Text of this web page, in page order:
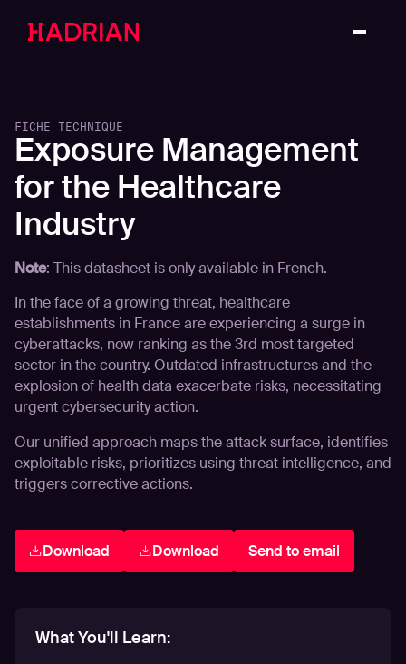
FICHE TECHNIQUE
Exposure Management
for the Healthcare
Industry
Note: This datasheet is only available in French.
In the face of a growing threat, healthcare
establishments in France are experiencing a surge in
cyberattacks, now ranking as the 3rd most targeted
sector in the country. Outdated infrastructures and the
explosion of health data exacerbate risks, necessitating
urgent cybersecurity action.
Our unified approach maps the attack surface, identifies
exploitable risks, prioritizes using threat intelligence, and
triggers corrective actions.
Download Download Send to email
What You'll Learn: